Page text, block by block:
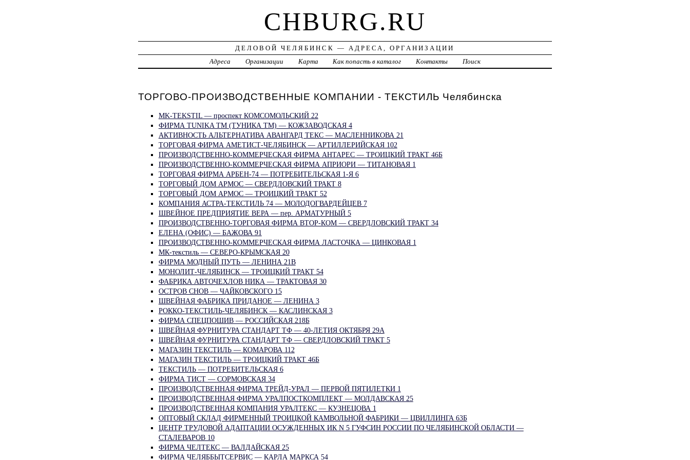
CHBURG.RU
ДЕЛОВОЙ ЧЕЛЯБИНСК — АДРЕСА, ОРГАНИЗАЦИИ
Адреса
Организации Карта Как попасть в каталог Контакты Поиск
ТОРГОВО-ПРОИЗВОДСТВЕННЫЕ КОМПАНИИ - ТЕКСТИЛЬ Челябинска
MK-TEKSTIL — проспект КОМСОМОЛЬСКИЙ 22
ФИРМА TUNIKA TM (ТУНИКА ТМ) — КОЖЗАВОДСКАЯ 4
АКТИВНОСТЬ АЛЬТЕРНАТИВА АВАНГАРД ТЕКС — МАСЛЕННИКОВА 21
ТОРГОВАЯ ФИРМА АМЕТИСТ-ЧЕЛЯБИНСК — АРТИЛЛЕРИЙСКАЯ 102
ПРОИЗВОДСТВЕННО-КОММЕРЧЕСКАЯ ФИРМА АНТАРЕС — ТРОИЦКИЙ ТРАКТ 46Б
ПРОИЗВОДСТВЕННО-КОММЕРЧЕСКАЯ ФИРМА АПРИОРИ — ТИТАНОВАЯ 1
ТОРГОВАЯ ФИРМА АРБЕН-74 — ПОТРЕБИТЕЛЬСКАЯ 1-Я 6
ТОРГОВЫЙ ДОМ АРМОС — СВЕРДЛОВСКИЙ ТРАКТ 8
ТОРГОВЫЙ ДОМ АРМОС — ТРОИЦКИЙ ТРАКТ 52
КОМПАНИЯ АСТРА-ТЕКСТИЛЬ 74 — МОЛОДОГВАРДЕЙЦЕВ 7
ШВЕЙНОЕ ПРЕДПРИЯТИЕ ВЕРА — пер. АРМАТУРНЫЙ 5
ПРОИЗВОДСТВЕННО-ТОРГОВАЯ ФИРМА ВТОР-КОМ — СВЕРДЛОВСКИЙ ТРАКТ 34
ЕЛЕНА (ОФИС) — БАЖОВА 91
ПРОИЗВОДСТВЕННО-КОММЕРЧЕСКАЯ ФИРМА ЛАСТОЧКА — ЦИНКОВАЯ 1
МК-текстиль — СЕВЕРО-КРЫМСКАЯ 20
ФИРМА МОДНЫЙ ПУТЬ — ЛЕНИНА 21В
МОНОЛИТ-ЧЕЛЯБИНСК — ТРОИЦКИЙ ТРАКТ 54
ФАБРИКА АВТОЧЕХЛОВ НИКА — ТРАКТОВАЯ 30
ОСТРОВ СНОВ — ЧАЙКОВСКОГО 15
ШВЕЙНАЯ ФАБРИКА ПРИДАНОЕ — ЛЕНИНА 3
РОККО-ТЕКСТИЛЬ-ЧЕЛЯБИНСК — КАСЛИНСКАЯ 3
ФИРМА СПЕЦПОШИВ — РОССИЙСКАЯ 218Б
ШВЕЙНАЯ ФУРНИТУРА СТАНДАРТ ТФ — 40-ЛЕТИЯ ОКТЯБРЯ 29А
ШВЕЙНАЯ ФУРНИТУРА СТАНДАРТ ТФ — СВЕРДЛОВСКИЙ ТРАКТ 5
МАГАЗИН ТЕКСТИЛЬ — КОМАРОВА 112
МАГАЗИН ТЕКСТИЛЬ — ТРОИЦКИЙ ТРАКТ 46Б
ТЕКСТИЛЬ — ПОТРЕБИТЕЛЬСКАЯ 6
ФИРМА ТИСТ — СОРМОВСКАЯ 34
ПРОИЗВОДСТВЕННАЯ ФИРМА ТРЕЙД-УРАЛ — ПЕРВОЙ ПЯТИЛЕТКИ 1
ПРОИЗВОДСТВЕННАЯ ФИРМА УРАЛПОСТКОМПЛЕКТ — МОЛДАВСКАЯ 25
ПРОИЗВОДСТВЕННАЯ КОМПАНИЯ УРАЛТЕКС — КУЗНЕЦОВА 1
ОПТОВЫЙ СКЛАД ФИРМЕННЫЙ ТРОИЦКОЙ КАМВОЛЬНОЙ ФАБРИКИ — ЦВИЛЛИНГА 63Б
ЦЕНТР ТРУДОВОЙ АДАПТАЦИИ ОСУЖДЕННЫХ ИК N 5 ГУФСИН РОССИИ ПО ЧЕЛЯБИНСКОЙ ОБЛАСТИ —
СТАЛЕВАРОВ 10
ФИРМА ЧЕЛТЕКС — ВАЛДАЙСКАЯ 25
ФИРМА ЧЕЛЯББЫТСЕРВИС — КАРЛА МАРКСА 54